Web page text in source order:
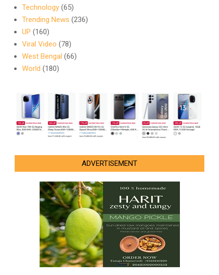
Technology (65)
Trending News (236)
UP (160)
Viral Video (78)
West Bengal (66)
World (180)
ADVERTISEMENT